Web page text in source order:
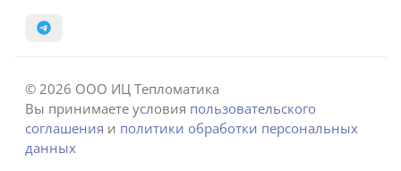
© 2026 ООО ИЦ Тепломатика
Вы принимаете условия пользовательского
соглашения и политики обработки персональных
данных